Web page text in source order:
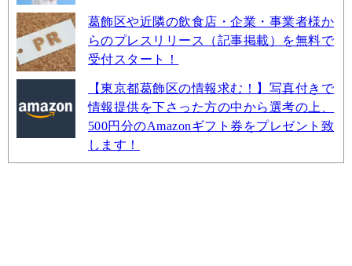
葛飾区や近隣の飲食店・企業・事業者様か
らのプレスリリース（記事掲載）を無料で
受付スタート！
【東京都葛飾区の情報求む！】写真付きで
情報提供を下さった方の中から選考の上、
500円分のAmazonギフト券をプレゼント致
します！